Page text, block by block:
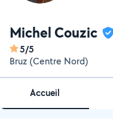
Michel Couzic
5/5
Bruz (Centre Nord)
Accueil